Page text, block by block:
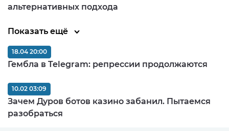
альтернативных подхода
Показать ещё
Гембла в Telegram: репрессии продолжаются
18.04 20:00
Зачем Дуров ботов казино забанил. Пытаемся
разобраться
10.02 03:09